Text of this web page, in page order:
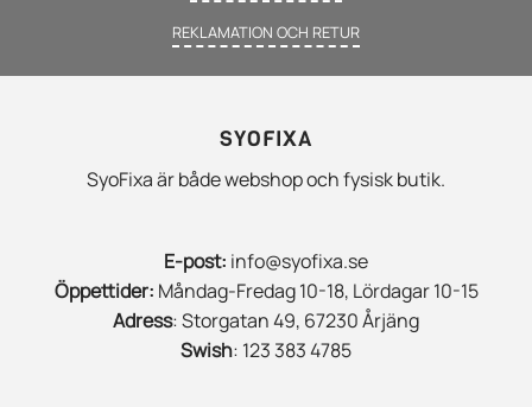
REKLAMATION OCH RETUR
SYOFIXA
SyoFixa är både webshop och fysisk butik.
E-post: info@syofixa.se
Öppettider: Måndag-Fredag 10-18, Lördagar 10-15
Adress: Storgatan 49, 67230 Årjäng
Swish: 123 383 4785